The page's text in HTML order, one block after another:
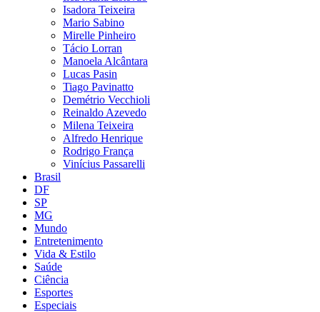
Isadora Teixeira
Mario Sabino
Mirelle Pinheiro
Tácio Lorran
Manoela Alcântara
Lucas Pasin
Tiago Pavinatto
Demétrio Vecchioli
Reinaldo Azevedo
Milena Teixeira
Alfredo Henrique
Rodrigo França
Vinícius Passarelli
Brasil
DF
SP
MG
Mundo
Entretenimento
Vida & Estilo
Saúde
Ciência
Esportes
Especiais